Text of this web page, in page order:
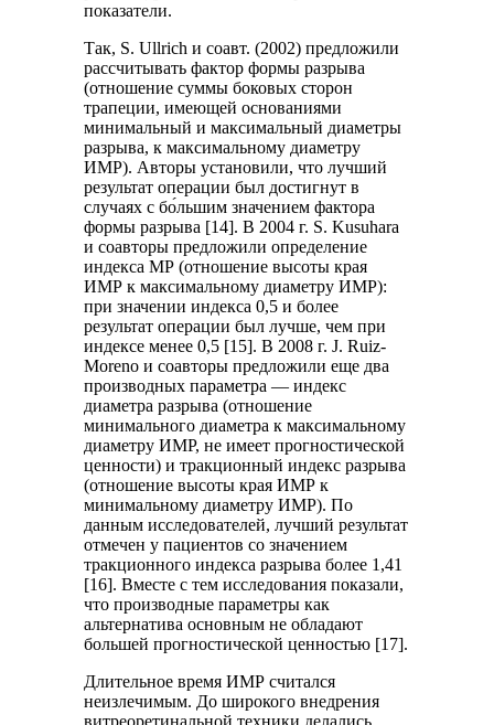
показатели.
Так, S. Ullrich и соавт. (2002) предложили
рассчитывать фактор формы разрыва
(отношение суммы боковых сторон
трапеции, имеющей основаниями
минимальный и максимальный диаметры
разрыва, к максимальному диаметру
ИМР). Авторы установили, что лучший
результат операции был достигнут в
случаях с бо́льшим значением фактора
формы разрыва [14]. В 2004 г. S. Kusuhara
и соавторы предложили определение
индекса МР (отношение высоты края
ИМР к максимальному диаметру ИМР):
при значении индекса 0,5 и более
результат операции был лучше, чем при
индексе менее 0,5 [15]. В 2008 г. J. Ruiz-
Moreno и соавторы предложили еще два
производных параметра — индекс
диаметра разрыва (отношение
минимального диаметра к максимальному
диаметру ИМР, не имеет прогностической
ценности) и тракционный индекс разрыва
(отношение высоты края ИМР к
минимальному диаметру ИМР). По
данным исследователей, лучший результат
отмечен у пациентов со значением
тракционного индекса разрыва более 1,41
[16]. Вместе с тем исследования показали,
что производные параметры как
альтернатива основным не обладают
большей прогностической ценностью [17].
Длительное время ИМР считался
неизлечимым. До широкого внедрения
витреоретинальной техники делались